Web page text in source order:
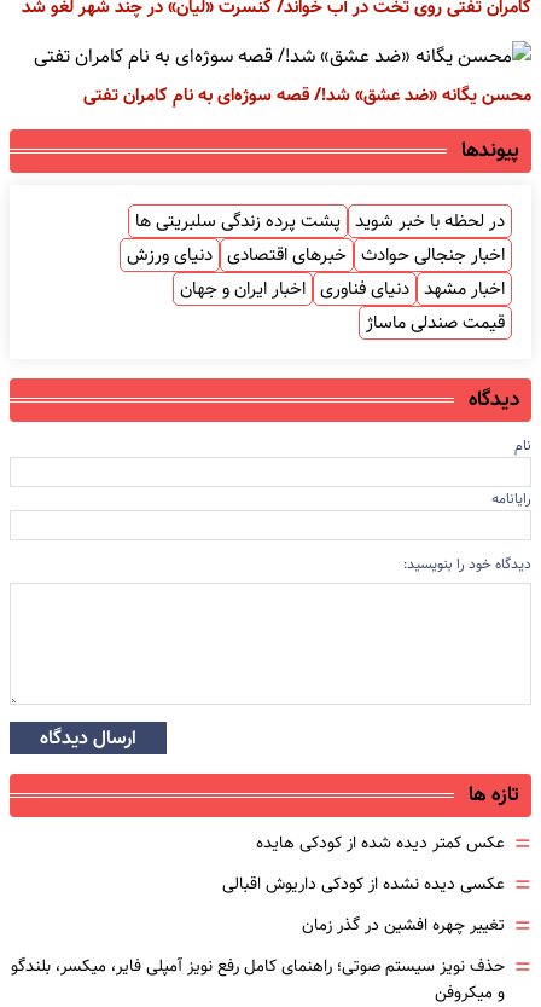
کامران تفتی روی تخت در آب خواند/ کنسرت «لیان» در چند شهر لغو شد
محسن یگانه «ضد عشق» شد!/ قصه سوژه‌ای به نام کامران تفتی
پیوندها
در لحظه با خبر شوید پشت پرده زندگی سلبریتی ها
اخبار جنجالی حوادث خبرهای اقتصادی دنیای ورزش
اخبار مشهد دنیای فناوری اخبار ایران و جهان
قیمت صندلی ماساژ
دیدگاه
نام
رایانامه
دیدگاه خود را بنویسید:
ارسال دیدگاه
تازه ها
= عکس کمتر دیده شده از کودکی هایده
= عکسی دیده نشده از کودکی داریوش اقبالی
= تغییر چهره افشین در گذر زمان
= حذف نویز سیستم صوتی؛ راهنمای کامل رفع نویز آمپلی فایر، میکسر، بلندگو
و میکروفن